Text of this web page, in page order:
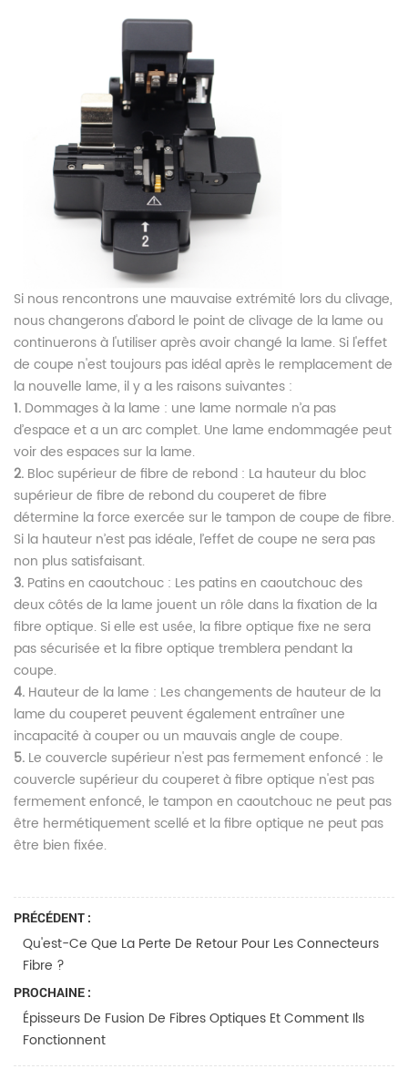
Si nous rencontrons une mauvaise extrémité lors du clivage,
nous changerons d'abord le point de clivage de la lame ou
continuerons à l'utiliser après avoir changé la lame. Si l'effet
de coupe n'est toujours pas idéal après le remplacement de
la nouvelle lame, il y a les raisons suivantes :
1. Dommages à la lame : une lame normale n’a pas
d’espace et a un arc complet. Une lame endommagée peut
voir des espaces sur la lame.
2. Bloc supérieur de fibre de rebond : La hauteur du bloc
supérieur de fibre de rebond du couperet de fibre
détermine la force exercée sur le tampon de coupe de fibre.
Si la hauteur n’est pas idéale, l’effet de coupe ne sera pas
non plus satisfaisant.
3. Patins en caoutchouc : Les patins en caoutchouc des
deux côtés de la lame jouent un rôle dans la fixation de la
fibre optique. Si elle est usée, la fibre optique fixe ne sera
pas sécurisée et la fibre optique tremblera pendant la
coupe.
4. Hauteur de la lame : Les changements de hauteur de la
lame du couperet peuvent également entraîner une
incapacité à couper ou un mauvais angle de coupe.
5. Le couvercle supérieur n'est pas fermement enfoncé : le
couvercle supérieur du couperet à fibre optique n'est pas
fermement enfoncé, le tampon en caoutchouc ne peut pas
être hermétiquement scellé et la fibre optique ne peut pas
être bien fixée.
PRÉCÉDENT :
Qu'est-Ce Que La Perte De Retour Pour Les Connecteurs
Fibre ?
PROCHAINE :
Épisseurs De Fusion De Fibres Optiques Et Comment Ils
Fonctionnent